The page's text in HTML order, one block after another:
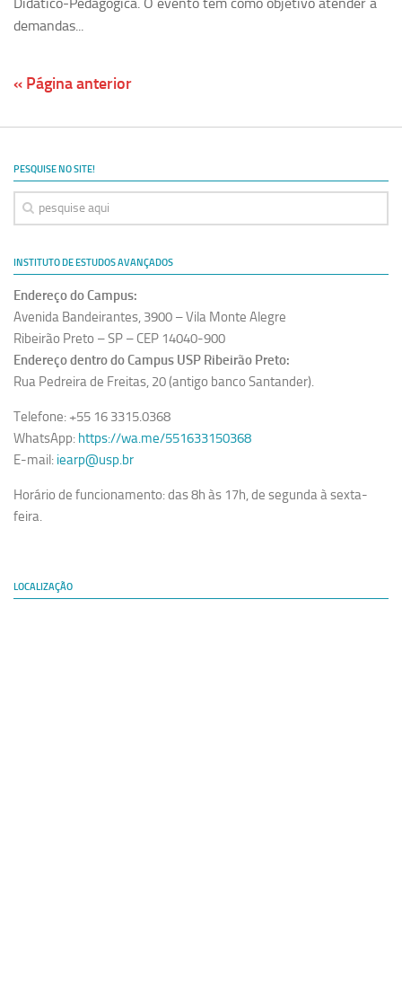
demandas...
« Página anterior
PESQUISE NO SITE!
INSTITUTO DE ESTUDOS AVANÇADOS
Endereço do Campus:
Avenida Bandeirantes, 3900 – Vila Monte Alegre
Ribeirão Preto – SP – CEP 14040-900
Endereço dentro do Campus USP Ribeirão Preto:
Rua Pedreira de Freitas, 20 (antigo banco Santander).
Telefone: +55 16 3315.0368
WhatsApp: https://wa.me/551633150368
E-mail: iearp@usp.br
Horário de funcionamento: das 8h às 17h, de segunda à sexta-
feira.
LOCALIZAÇÃO